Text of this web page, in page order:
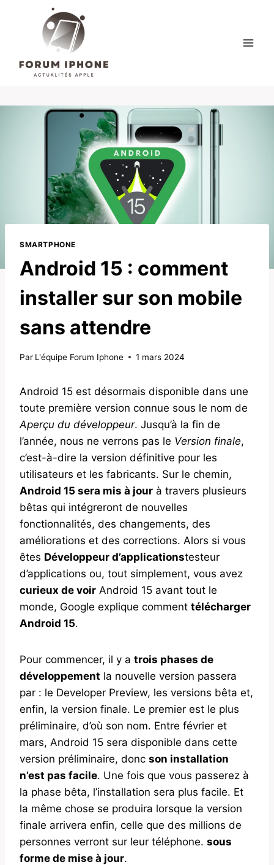
SMARTPHONE
Android 15 : comment
installer sur son mobile
sans attendre
Par L'équipe Forum Iphone 1 mars 2024
Android 15 est désormais disponible dans une
toute première version connue sous le nom de
Aperçu du développeur. Jusqu’à la fin de
l’année, nous ne verrons pas le Version finale,
c’est-à-dire la version définitive pour les
utilisateurs et les fabricants. Sur le chemin,
Android 15 sera mis à jour à travers plusieurs
bêtas qui intégreront de nouvelles
fonctionnalités, des changements, des
améliorations et des corrections. Alors si vous
êtes Développeur d’applicationstesteur
d’applications ou, tout simplement, vous avez
curieux de voir Android 15 avant tout le
monde, Google explique comment télécharger
Android 15.
Pour commencer, il y a trois phases de
développement la nouvelle version passera
par : le Developer Preview, les versions bêta et,
enfin, la version finale. Le premier est le plus
préliminaire, d’où son nom. Entre février et
mars, Android 15 sera disponible dans cette
version préliminaire, donc son installation
n’est pas facile. Une fois que vous passerez à
la phase bêta, l’installation sera plus facile. Et
la même chose se produira lorsque la version
finale arrivera enfin, celle que des millions de
personnes verront sur leur téléphone. sous
forme de mise à jour.